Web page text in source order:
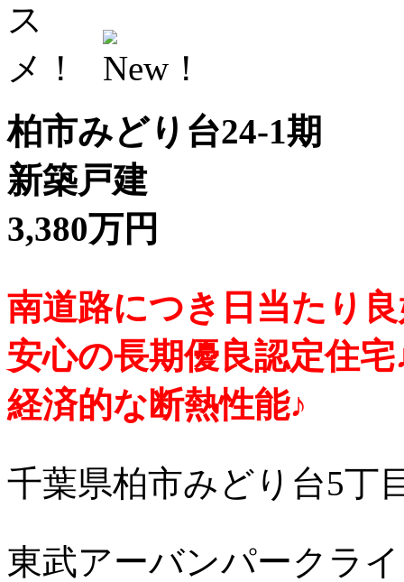
柏市みどり台24-1期
新築戸建
3,380万円
南道路につき日当たり
安心の長期優良認定住宅
経済的な断熱性能♪
千葉県柏市みどり台5丁
東武アーバンパークラ